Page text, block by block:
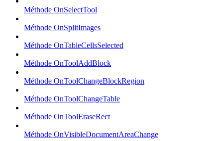
Méthode OnSelectTool
Méthode OnSplitImages
Méthode OnTableCellsSelected
Méthode OnToolAddBlock
Méthode OnToolChangeBlockRegion
Méthode OnToolChangeTable
Méthode OnToolEraseRect
Méthode OnVisibleDocumentAreaChange